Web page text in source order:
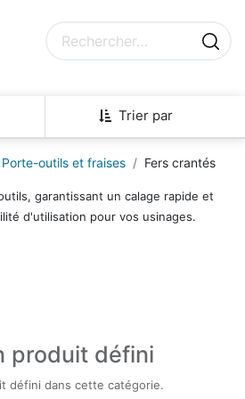
Trier par
Porte-outils et fraises Fers crantés
garantissant un calage rapide et
d'utilisation pour vos usinages.
produit défini
défini dans cette catégorie.